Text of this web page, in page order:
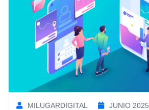
MILUGARDIGITAL JUNIO 2025